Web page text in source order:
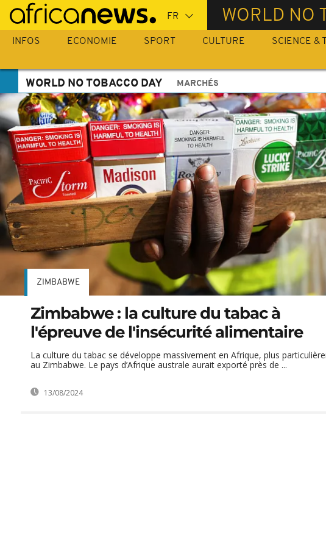
Passer
au
contenu
WORLD NO
INFOS ECONOMIE SPORT CULTURE SCIENCE &
WORLD NO TOBACCO DAY MARCHÉS
ZIMBABWE
Zimbabwe : la culture du tabac à
l'épreuve de l'insécurité alimentaire
La culture du tabac se développe massivement en Afrique, plus
au Zimbabwe. Le pays d’Afrique australe aurait exporté près de ...
13/08/2024